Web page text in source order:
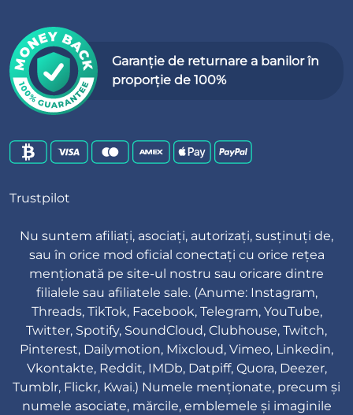
Garanție de returnare a banilor în
proporție de 100%
Trustpilot
Nu suntem afiliați, asociați, autorizați, susținuți de,
sau în orice mod oficial conectați cu orice rețea
menționată pe site-ul nostru sau oricare dintre
filialele sau afiliatele sale. (Anume: Instagram,
Threads, TikTok, Facebook, Telegram, YouTube,
Twitter, Spotify, SoundCloud, Clubhouse, Twitch,
Pinterest, Dailymotion, Mixcloud, Vimeo, Linkedin,
Vkontakte, Reddit, IMDb, Datpiff, Quora, Deezer,
Tumblr, Flickr, Kwai.) Numele menționate, precum și
numele asociate, mărcile, emblemele și imaginile